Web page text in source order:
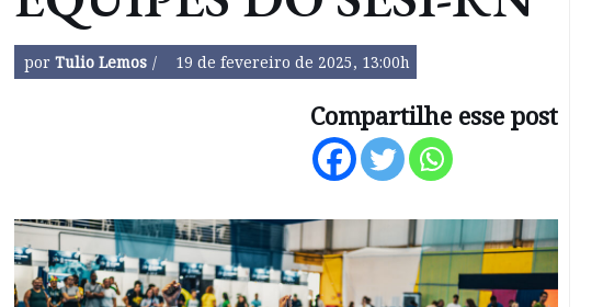
por Tulio Lemos 19 de fevereiro de 2025, 13:00h
Compartilhe esse post